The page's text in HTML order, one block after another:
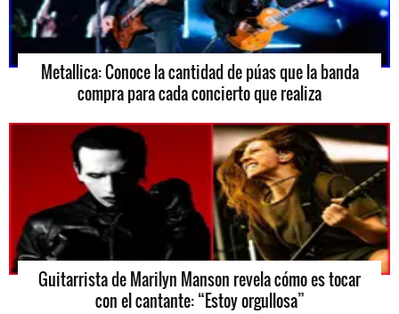
Metallica: Conoce la cantidad de púas que la banda
compra para cada concierto que realiza
Guitarrista de Marilyn Manson revela cómo es tocar
con el cantante: “Estoy orgullosa”